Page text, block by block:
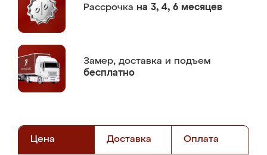
Рассрочка на 3, 4, 6 месяцев
Замер, доставка и подъем
бесплатно
Цена Доставка Оплата